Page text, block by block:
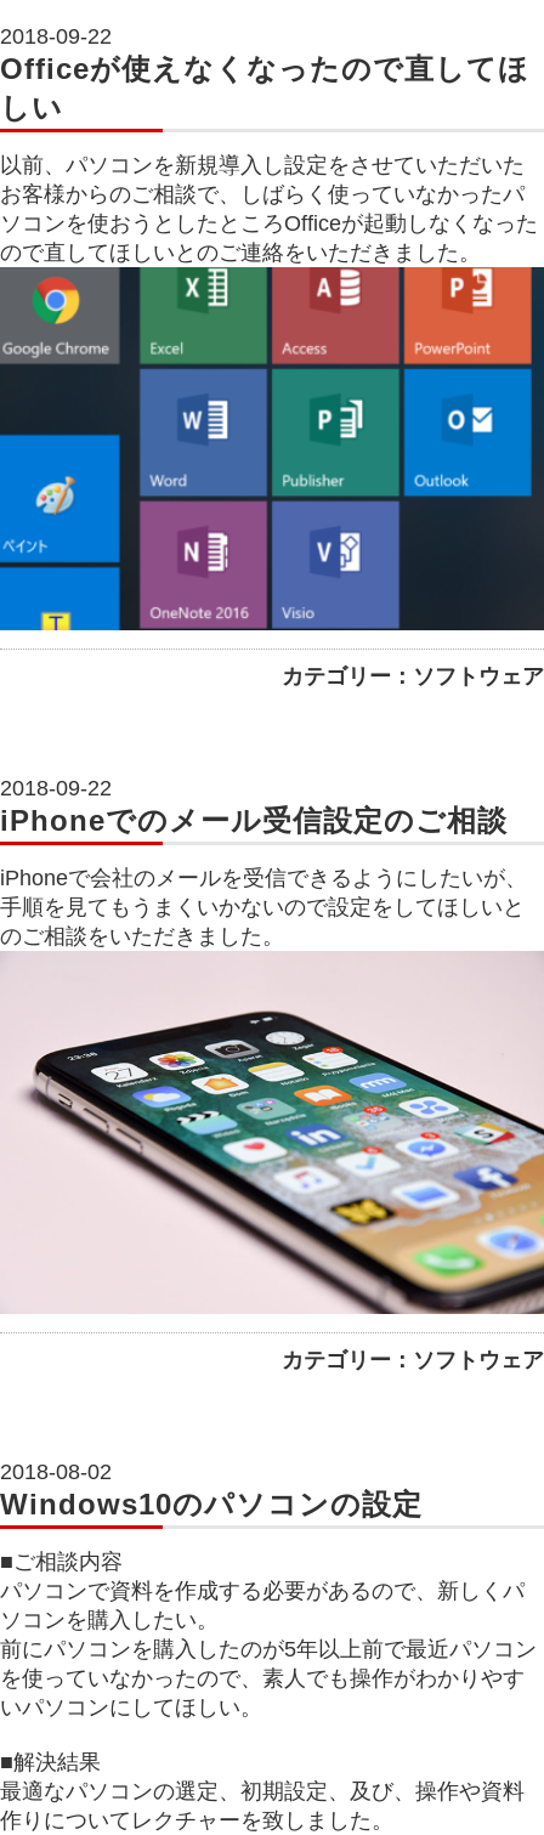
2018-09-22
Officeが使えなくなったので直してほ
しい
以前、パソコンを新規導入し設定をさせていただいた
お客様からのご相談で、しばらく使っていなかったパ
ソコンを使おうとしたところOfficeが起動しなくなった
ので直してほしいとのご連絡をいただきました。
カテゴリー：ソフトウェア
2018-09-22
iPhoneでのメール受信設定のご相談
iPhoneで会社のメールを受信できるようにしたいが、
手順を見てもうまくいかないので設定をしてほしいと
のご相談をいただきました。
カテゴリー：ソフトウェア
2018-08-02
Windows10のパソコンの設定
■ご相談内容
パソコンで資料を作成する必要があるので、新しくパ
ソコンを購入したい。
前にパソコンを購入したのが5年以上前で最近パソコン
を使っていなかったので、素人でも操作がわかりやす
いパソコンにしてほしい。
■解決結果
最適なパソコンの選定、初期設定、及び、操作や資料
作りについてレクチャーを致しました。